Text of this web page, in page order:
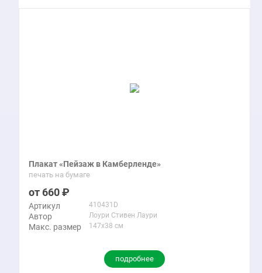
Плакат «Пейзаж в Камберленде»
печать на бумаге
660
Артикул 410431D
Автор Лоури Стивен Лаури
Макс. размер 147x38 см
подробнее